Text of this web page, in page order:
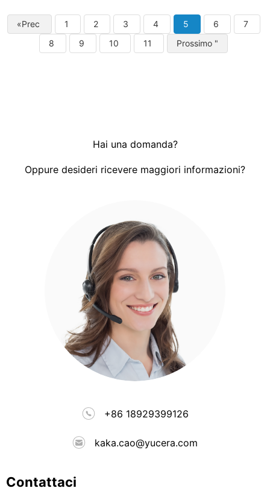
«Prec 1 2 3 4 5 6
7
8
9 10 11 Prossimo "
Hai una domanda?
Oppure desideri ricevere maggiori informazioni?
+86 18929399126
kaka.cao@yucera.com
Contattaci